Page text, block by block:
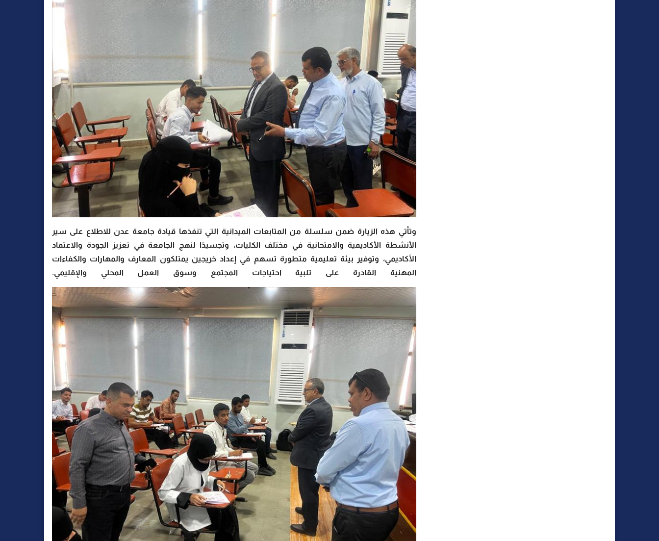
وتأتي هذه الزيارة ضمن سلسلة من المتابعات الميدانية التي تنفذها قيادة جامعة عدن للاطلاع على سير
الأنشطة الأكاديمية والامتحانية في مختلف الكليات، وتجسيدًا لنهج الجامعة في تعزيز الجودة والاعتماد
الأكاديمي، وتوفير بيئة تعليمية متطورة تسهم في إعداد خريجين يمتلكون المعارف والمهارات والكفاءات
المهنية القادرة على تلبية احتياجات المجتمع وسوق العمل المحلي والإقليمي.